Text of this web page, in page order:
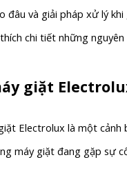
đâu và giải pháp xử lý
chi tiết những
giặt
Electrolux là một cảnh
máy giặt đang gặp sự